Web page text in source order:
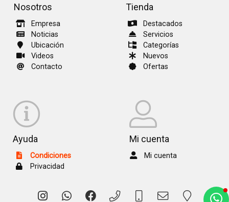
Nosotros
Empresa
Noticias
Ubicación
Videos
Contacto
Tienda
Destacados
Servicios
Categorías
Nuevos
Ofertas
Ayuda
Condiciones
Privacidad
Mi cuenta
Mi cuenta